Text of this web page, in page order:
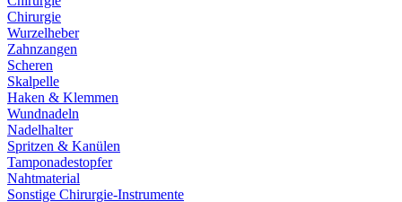
Chirurgie
Wurzelheber
Zahnzangen
Scheren
Skalpelle
Haken & Klemmen
Wundnadeln
Nadelhalter
Spritzen & Kanülen
Tamponadestopfer
Nahtmaterial
Sonstige Chirurgie-Instrumente